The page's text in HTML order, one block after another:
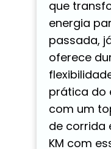
que
energia
passada,
oferece
prática do
com um
de corrida
KM com